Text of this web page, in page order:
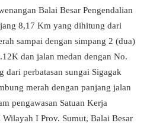
Balai Besar Pengendalian
8,17 Km yang dihitung dari
sampai dengan simpang 2 (dua)
dan jalan medan dengan No.
perbatasan sungai Sigagak
merah dengan panjang jalan
pengawasan Satuan Kerja
Wilayah I Prov. Sumut, Balai Besar